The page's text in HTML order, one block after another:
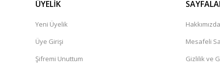
ÜYELİK
Yeni Üyelik
Üye Girişi
Şifremi Unuttum
Hakkımızda
Mesafeli
Gizlilik ve